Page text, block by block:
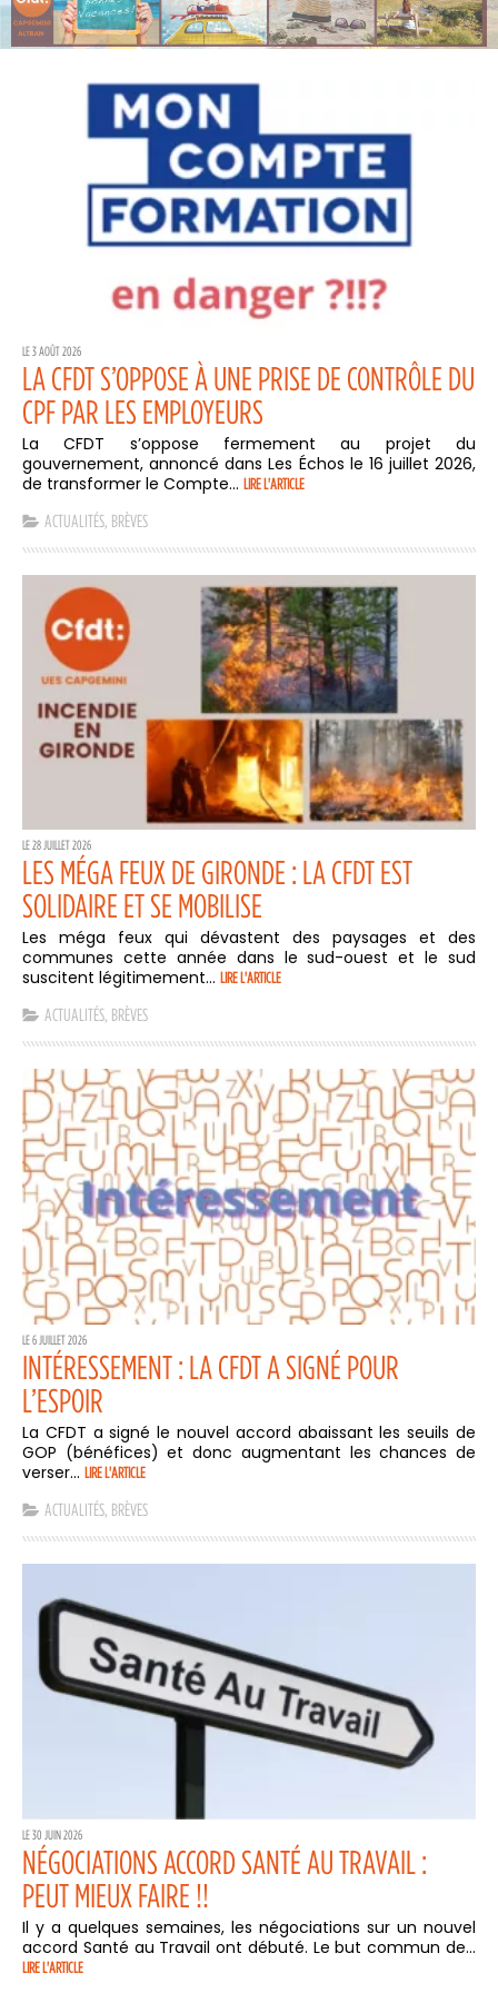
LE 3 AOÛT 2026
LA CFDT S’OPPOSE À UNE PRISE DE CONTRÔLE DU
CPF PAR LES EMPLOYEURS
La CFDT s’oppose fermement au projet du
gouvernement, annoncé dans Les Échos le 16 juillet 2026,
de transformer le Compte... LIRE L'ARTICLE
ACTUALITÉS BRÈVES
LE 28 JUILLET 2026
LES MÉGA FEUX DE GIRONDE : LA CFDT EST
SOLIDAIRE ET SE MOBILISE
Les méga feux qui dévastent des paysages et des
communes cette année dans le sud-ouest et le sud
suscitent légitimement... LIRE L'ARTICLE
ACTUALITÉS, BRÈVES
LE 6 JUILLET 2026
INTÉRESSEMENT : LA CFDT A SIGNÉ POUR
L’ESPOIR
La CFDT a signé le nouvel accord abaissant les seuils de
GOP (bénéfices) et donc augmentant les chances de
verser... LIRE L'ARTICLE
ACTUALITÉS BRÈVES
LE 30 JUIN 2026
NÉGOCIATIONS ACCORD SANTÉ AU TRAVAIL :
PEUT MIEUX FAIRE !!
Il y a quelques semaines, les négociations sur un nouvel
accord Santé au Travail ont débuté. Le but commun de...
LIRE L'ARTICLE